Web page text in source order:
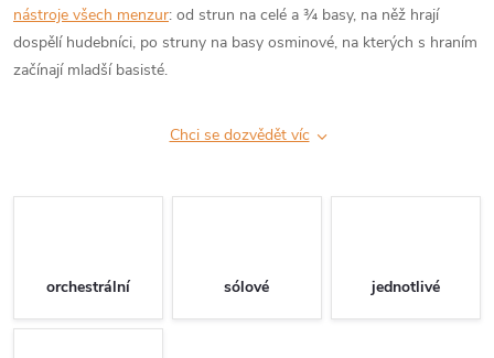
nástroje všech menzur: od strun na celé a ¾ basy, na něž hrají
dospělí hudebníci, po struny na basy osminové, na kterých s hraním
začínají mladší basisté.
Chci se dozvědět víc
orchestrální sólové jednotlivé